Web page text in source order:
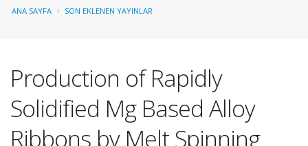
ANA SAYFA SON EKLENEN YAYINLAR
Production of Rapidly
Solidified Mg Based Alloy
Ribbons by Melt Spinning